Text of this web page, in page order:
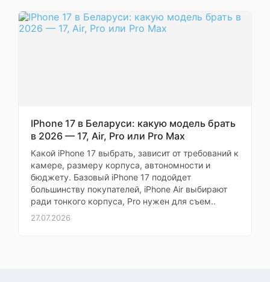
пылесборника
пылесоса
0.22 л
Построение карты
помещения
Системы
навигации
контактный
бампер, лидар,
камера TOF (3D),
IPhone 17 в Беларуси: какую модель брать
в 2026 — 17, Air, Pro или Pro Max
Какой iPhone 17 выбрать, зависит от требований к
камере, размеру корпуса, автономности и
бюджету. Базовый iPhone 17 подойдет
большинству покупателей, iPhone Air выбирают
ради тонкого корпуса, Pro нужен для съем..
27.07.2026